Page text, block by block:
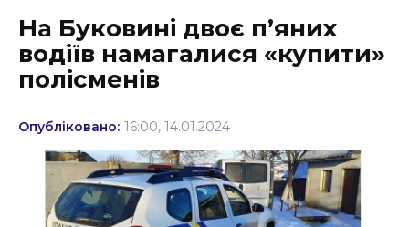
Культура
Освіта
Події
Політика
Соціум
На Буковині двоє п’яних
водіїв намагалися «купити»
полісменів
Опубліковано: 16:00, 14.01.2024